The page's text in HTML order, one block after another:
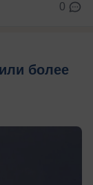
0
более